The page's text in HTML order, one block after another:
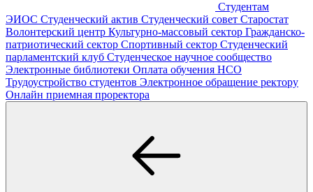
Студентам
ЭИОС Студенческий актив Студенческий совет Старостат
Волонтерский центр Культурно-массовый сектор Гражданско-
патриотический сектор Спортивный сектор Студенческий
парламентский клуб Студенческое научное сообщество
Электронные библиотеки Оплата обучения НСО
Трудоустройство студентов Электронное обращение ректору
Онлайн приемная проректора